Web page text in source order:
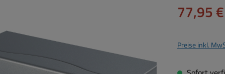
Verkaufspreis:
77,95 €
Preise inkl.